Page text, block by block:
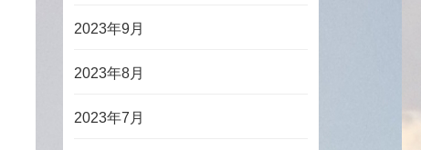
2023年9月
2023年8月
2023年7月